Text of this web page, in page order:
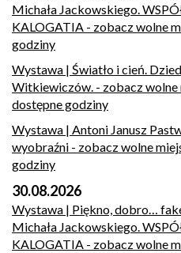
Michała Jackowskiego.
KALOGATIA - zobacz wolne
godziny
Wystawa | Światło i cień.
Witkiewiczów. - zobacz wolne
dostępne godziny
Wystawa | Antoni Janusz
wyobraźni - zobacz wolne
godziny
30.08.2026
Wystawa | Piękno, dobro…
Michała Jackowskiego.
KALOGATIA - zobacz wolne